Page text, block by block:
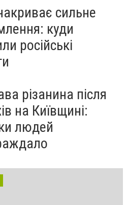
сильне
куди
російські
різанина після
на Київщині:
людей